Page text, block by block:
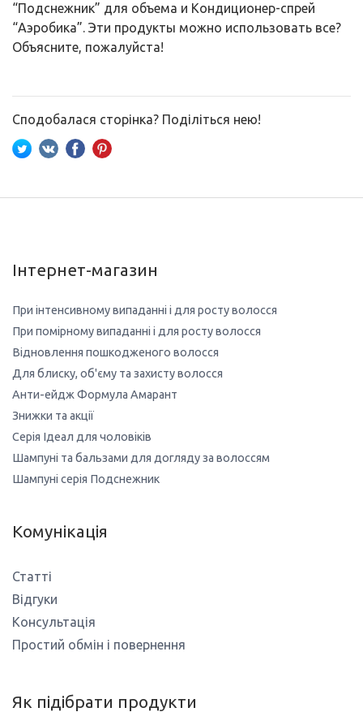
“Подснежник” для объема и Кондиционер-спрей
“Аэробика”. Эти продукты можно использовать все?
Объясните, пожалуйста!
Сподобалася сторінка? Поділіться нею!
Інтернет-магазин
При інтенсивному випаданні і для росту волосся
При помірному випаданні і для росту волосся
Відновлення пошкодженого волосся
Для блиску, об'єму та захисту волосся
Анти-ейдж Формула Амарант
Знижки та акції
Серія Ідеал для чоловіків
Шампуні та бальзами для догляду за волоссям
Шампуні серія Подснежник
Комунікація
Статті
Відгуки
Консультація
Простий обмін і повернення
Як підібрати продукти